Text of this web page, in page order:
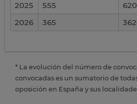
2025
555
2026
365
* La evolución del número de
convocadas es un sumatorio de
oposición en España y sus